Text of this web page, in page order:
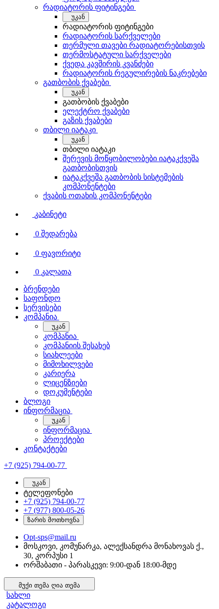
რადიატორის ფიტინგები
უკან
რადიატორის ფიტინგები
რადიატორის სარქველები
თერმული თავები რადიატორებისთვის
თერმოსტატული სარქველები
ქვედა კავშირის კვანძები
რადიატორის რეგულირების ნაკრებები
გათბობის ქვაბები
უკან
გათბობის ქვაბები
ელექტრო ქვაბები
გაზის ქვაბები
თბილი იატაკი
უკან
თბილი იატაკი
შერევის მოწყობილობები იატაკქვეშა
გათბობისთვის
იატაკქვეშა გათბობის სისტემების
კომპონენტები
ქვაბის ოთახის კომპონენტები
კაბინეტი
0 შედარება
0 ფავორიტი
0 კალათა
ბრენდები
საფონდო
სერვისები
კომპანია
უკან
კომპანია
კომპანიის შესახებ
სიახლეები
მიმოხილვები
კარიერა
ლიცენზიები
დოკუმენტები
ბლოგი
ინფორმაცია
უკან
ინფორმაცია
პროექტები
კონტაქტები
+7 (925) 794-00-77
უკან
ტელეფონები
+7 (925) 794-00-77
+7 (977) 800-05-26
ზარის მოთხოვნა
Opt-sps@mail.ru
მოსკოვი, კომუნარკა, ალექსანდრა მონახოვას ქ.,
30, კორპუსი 1
ორშაბათი - პარასკევი: 9:00-დან 18:00-მდე
მუქი თემა ღია თემა
სახლი
კატალოგი